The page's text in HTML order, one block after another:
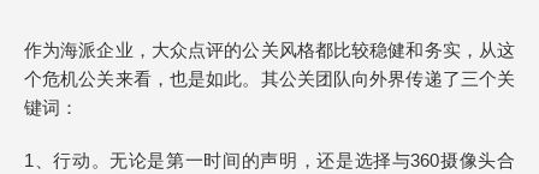
作为海派企业，大众点评的公关风格都比较稳健和务实，从这
个危机公关来看，也是如此。其公关团队向外界传递了三个关
键词：
1、行动。无论是第一时间的声明，还是选择与360摄像头合